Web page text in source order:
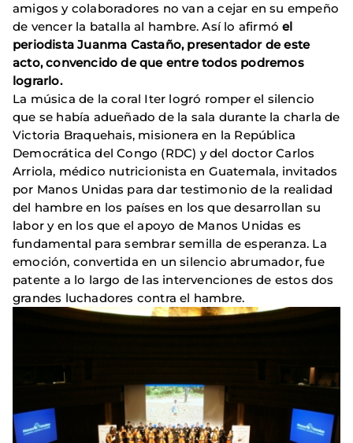
amigos y colaboradores no van a cejar en su empeño
de vencer la batalla al hambre. Así lo afirmóel
periodista Juanma Castaño, presentador de este
acto, convencido de que entre todos podremos
lograrlo.
La música de la coral Iter logró romper el silencio
que se había adueñado de la sala durante la charla de
Victoria Braquehais, misionera en la República
Democrática del Congo (RDC) y del doctor Carlos
Arriola, médico nutricionista en Guatemala, invitados
por Manos Unidas para dar testimonio de la realidad
del hambre en los países en los que desarrollan su
labor y en los que el apoyo de Manos Unidas es
fundamental para sembrar semilla de esperanza. La
emoción, convertida en un silencio abrumador, fue
patente a lo largo de las intervenciones de estos dos
grandes luchadores contra el hambre.